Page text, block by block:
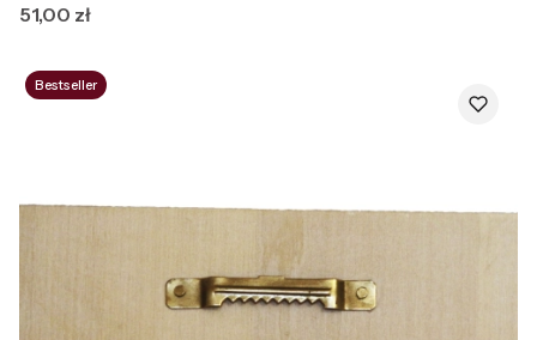
Cena
51,00 zł
Bestseller